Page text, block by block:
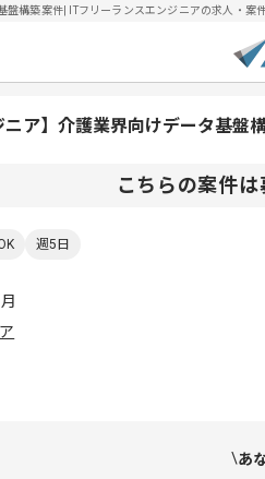
盤構築案件| ITフリーランスエンジニアの求人・
ニア】介護業界向けデータ基盤
こちらの案件
週5日
あ